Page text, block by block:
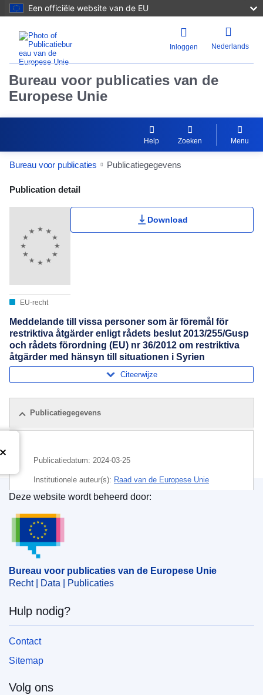
Een officiële website van de EU
Inloggen Nederlands
Bureau voor publicaties van de
Europese Unie
Help Zoeken Menu
Bureau voor publicaties Publicatiegegevens
Publication Detail Actions Portlet
Publication detail
EU-recht
Download
Meddelande till vissa personer som är föremål för
restriktiva åtgärder enligt rådets beslut 2013/255/Gusp
och rådets förordning (EU) nr 36/2012 om restriktiva
åtgärder med hänsyn till situationen i Syrien
Citeerwijze
Publicatiegegevens
Publicatiedatum: 2024-03-25
Institutionele auteur(s): Raad van de Europese Unie
economische sanctie
persoon
CELEX : 52024XG02461
ELI :C/2024/2461/oj
IMMC : ST 7729 2024 INIT
Bureau voor publicaties van de Europese Unie
Deze website wordt beheerd door:
Bureau voor publicaties van de Europese Unie
Recht | Data | Publicaties
Hulp nodig?
Contact
Sitemap
Volg ons